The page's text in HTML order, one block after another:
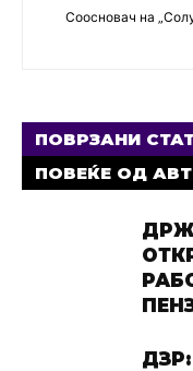
Соосновач на
ПОВРЗАНИ
ПОВЕЌЕ ОД